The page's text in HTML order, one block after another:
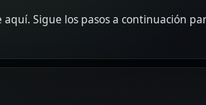
Sigue los pasos a continuación